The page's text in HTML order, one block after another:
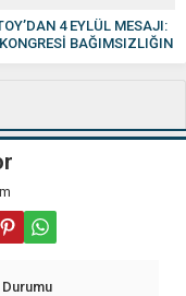
4 EYLÜL MESAJI:
BAĞIMSIZLIĞIN
NOKTASIDIR”
Durumu